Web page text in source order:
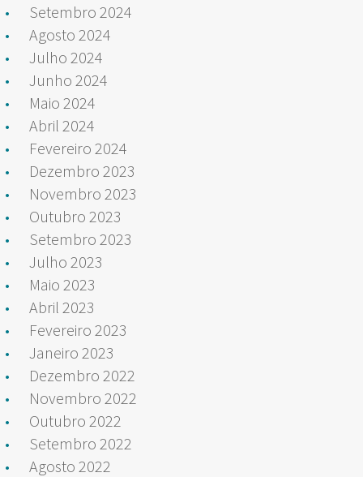
Setembro 2024
Agosto 2024
Julho 2024
Junho 2024
Maio 2024
Abril 2024
Fevereiro 2024
Dezembro 2023
Novembro 2023
Outubro 2023
Setembro 2023
Julho 2023
Maio 2023
Abril 2023
Fevereiro 2023
Janeiro 2023
Dezembro 2022
Novembro 2022
Outubro 2022
Setembro 2022
Agosto 2022